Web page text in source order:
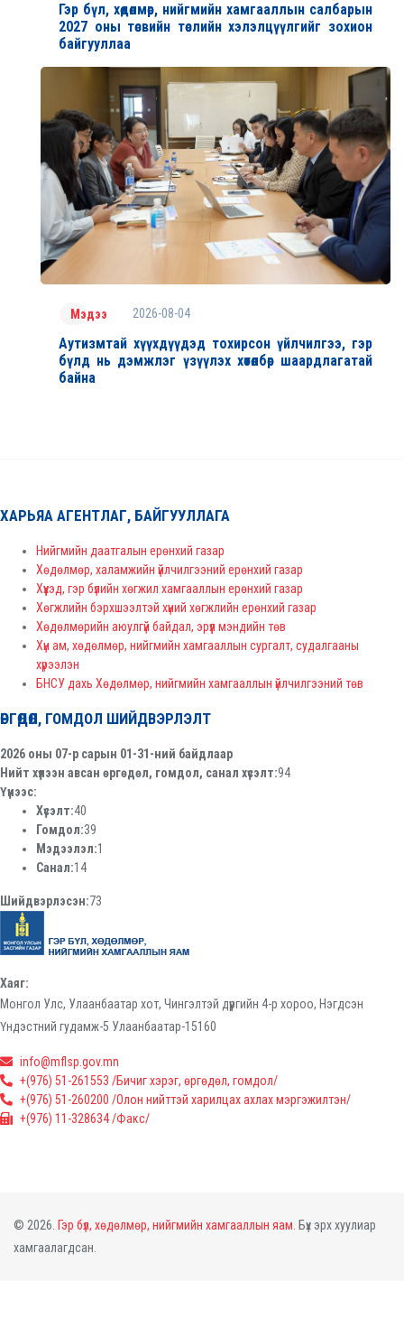
Гэр бүл, хөдөлмөр, нийгмийн хамгааллын салбарын
2027 оны төсвийн төслийн хэлэлцүүлгийг зохион
байгууллаа
Мэдээ 2026-08-04
Аутизмтай хүүхдүүдэд тохирсон үйлчилгээ, гэр
бүлд нь дэмжлэг үзүүлэх хөтөлбөр шаардлагатай
байна
ХАРЬЯА АГЕНТЛАГ, БАЙГУУЛЛАГА
Нийгмийн даатгалын ерөнхий газар
Хөдөлмөр, халамжийн үйлчилгээний ерөнхий газар
Хүүхэд, гэр бүлийн хөгжил хамгааллын ерөнхий газар
Хөгжлийн бэрхшээлтэй хүний хөгжлийн ерөнхий газар
Хөдөлмөрийн аюулгүй байдал, эрүүл мэндийн төв
Хүн ам, хөдөлмөр, нийгмийн хамгааллын сургалт, судалгааны
хүрээлэн
БНСУ дахь Хөдөлмөр, нийгмийн хамгааллын үйлчилгээний төв
ӨРГӨДӨЛ, ГОМДОЛ ШИЙДВЭРЛЭЛТ
2026 оны 07-р сарын 01-31-ний байдлаар
Нийт хүлээн авсан өргөдөл, гомдол, санал хүсэлт:94
Үүнээс:
Хүсэлт:40
Гомдол:39
Мэдээлэл:1
Санал:14
Шийдвэрлэсэн:73
Хаяг:
Монгол Улс, Улаанбаатар хот, Чингэлтэй дүүргийн 4-р хороо, Нэгдсэн
Үндэстний гудамж-5 Улаанбаатар-15160
info@mflsp.gov.mn
+(976) 51-261553 /Бичиг хэрэг, өргөдөл, гомдол/
+(976) 51-260200 /Олон нийттэй харилцах ахлах мэргэжилтэн/
+(976) 11-328634 /Факс/
© 2026. Гэр бүл, хөдөлмөр, нийгмийн хамгааллын яам. Бүх эрх хуулиар
хамгаалагдсан.